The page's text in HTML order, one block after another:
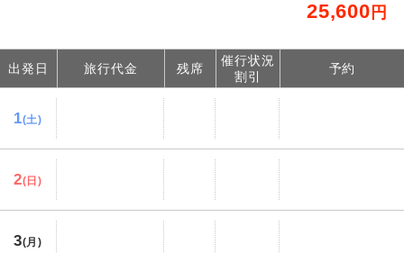
25,600 円
出発日 旅行代金 残席
催行状況
割引
予約
1(土)
2(日)
3(月)